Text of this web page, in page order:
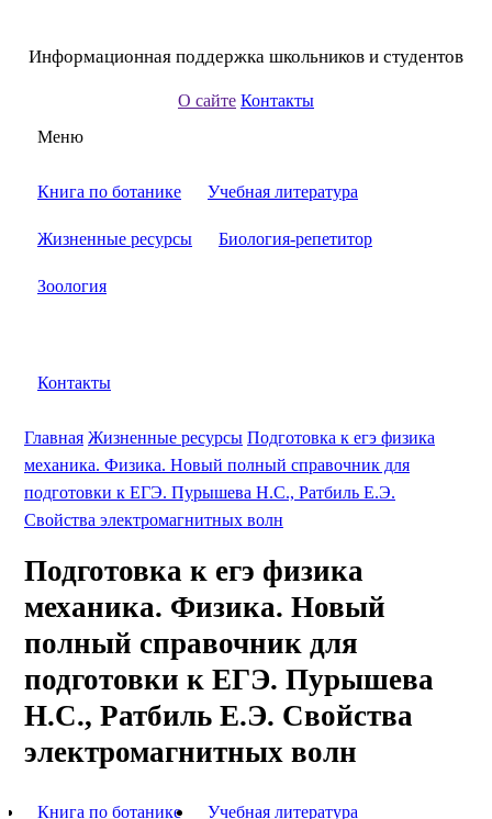
Информационная поддержка школьников и студентов
О сайте Контакты
Меню
Книга по ботанике Учебная литература
Жизненные ресурсы Биология-репетитор
Зоология
Контакты
Главная Жизненные ресурсы Подготовка к егэ физика
механика. Физика. Новый полный справочник для
подготовки к ЕГЭ. Пурышева Н.С., Ратбиль Е.Э.
Свойства электромагнитных волн
Подготовка к егэ физика
механика. Физика. Новый
полный справочник для
подготовки к ЕГЭ. Пурышева
Н.С., Ратбиль Е.Э. Свойства
электромагнитных волн
Книга по ботанике Учебная литература